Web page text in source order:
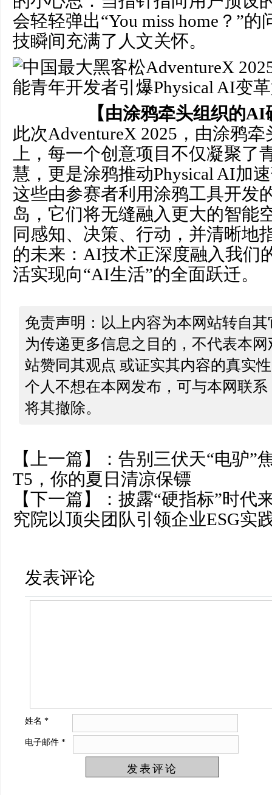
会轻轻弹出“You miss home？”
技瞬间充满了人文关怀。
【由涂鸦牵头组织的
此次AdventureX 2025，由涂鸦
上，每一个创意项目不仅凝聚了
慧，更是涂鸦推动Physical AI加
这些由参赛者利用涂鸦工具开发
岛，它们将无缝融入更大的智能
同感知、决策、行动，并清晰地
的未来：AI技术正深度融入我们
活实现向“AI生活”的全面跃迁。
免责声明：以上内容为本网站转自
为传递更多信息之目的，不代表本
站赞同其观点 或证实其内容的真实
个人不想在本网发布，可与本网联
将其撤除。
【上一篇】： 告别三伏天“电驴”
T5，你的夏日清凉保镖
【下一篇】： 披露“硬指标”时
究院以顶尖团队引领企业ESG实
发表评论
姓名 *
电子邮件 *